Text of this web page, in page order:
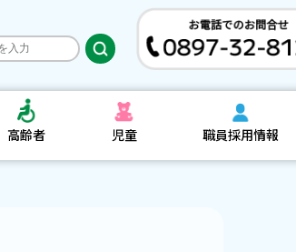
高齢者 児童 職員採用情報